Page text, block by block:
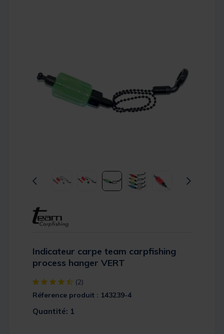
Indicateur carpe team carpfishing
process hanger VERT
[object Object] out of 5 Customer Rating
(2)
Réference produit : 143239-4
Quantité: 1